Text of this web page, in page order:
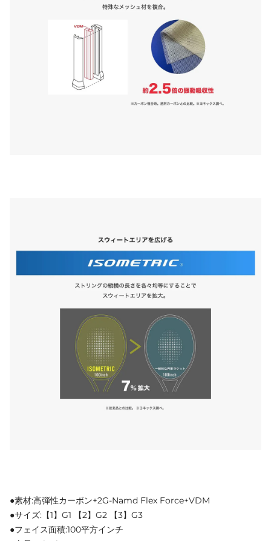
●素材:高弾性カーボン+2G-Namd Flex Force+VDM
●サイズ:【1】G1 【2】G2 【3】G3
●フェイス面積:100平方インチ